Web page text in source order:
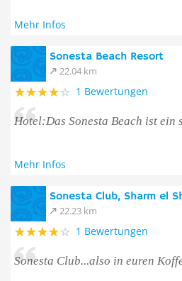
Mehr Infos
Sonesta Beach Resort
22.04 km
1 Bewertungen
Hotel:Das Sonesta Beach ist ein
Mehr Infos
Sonesta Club, Sharm el
22.23 km
1 Bewertungen
Sonesta Club...also in euren